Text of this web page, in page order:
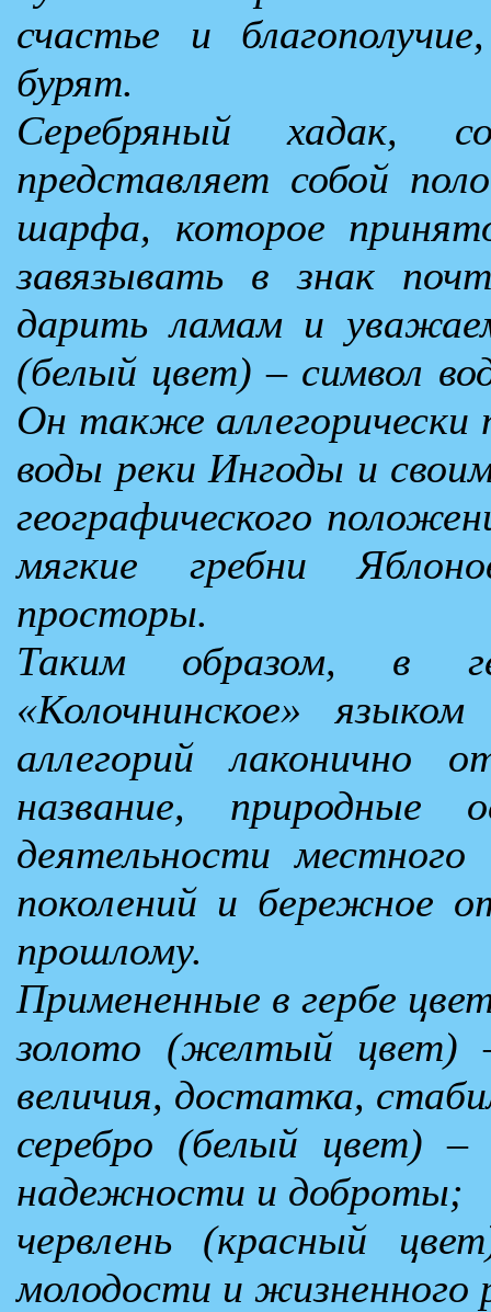
счастье и
бурят.
Серебряный хадак,
представляет собой
шарфа, которое
завязывать в знак
дарить ламам и
(белый цвет) – символ
Он также аллегорически
воды реки Ингоды и
географического
мягкие гребни
просторы.
Таким образом, в
«Колочнинское»
аллегорий лаконично
название, природные
деятельности местного
поколений и бережное
прошлому.
Примененные в гербе
золото (желтый цвет)
величия, достатка,
серебро (белый цвет)
надежности и доброты;
червлень (красный
молодости и жизненного